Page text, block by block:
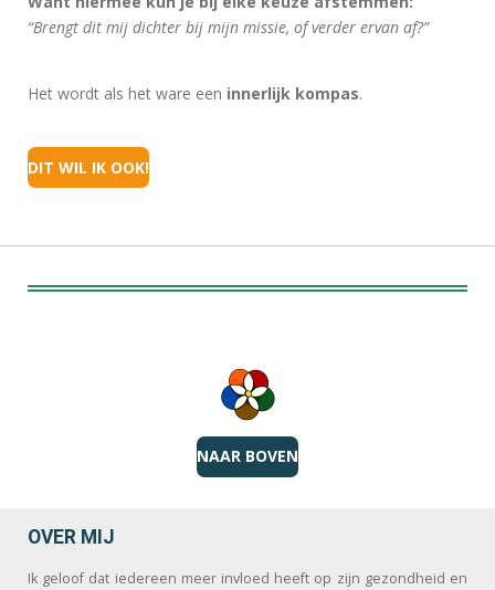
“Brengt dit mij dichter bij mijn missie, of verder ervan af?”
Het wordt als het ware een innerlijk kompas.
DIT WIL IK OOK!
NAAR BOVEN
OVER MIJ
Ik geloof dat iedereen meer invloed heeft op zijn gezondheid en